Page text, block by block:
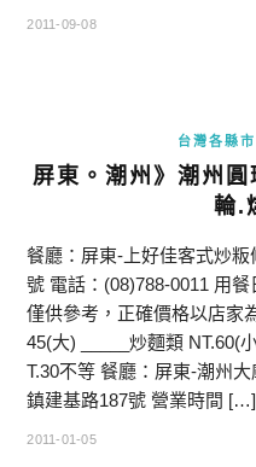
2011-09-08
台灣各縣市
屏東。潮州》潮州
輪.
餐廳：屏東-上好佳客式炒
號 電話：(08)788-0011 用
僅供參考，正確價格以店家
45(大) _____炒麵類 NT.60(
T.30不等 餐廳：屏東-潮州
鎮建基路187號 營業時間
2011-01-05